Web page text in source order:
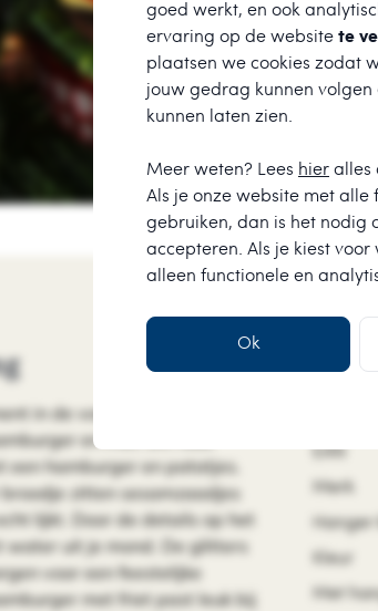
goed werkt, en ook
ervaring op de website te
plaatsen we cookies zodat
jouw gedrag kunnen volgen
kunnen laten zien.
Meer weten? Lees hier alles
Als je onze website met
gebruiken, dan is het nodig
accepteren. Als je kiest voor
alleen functionele en
Ok
in de vorm van een rood
en friet. Dit rode
een hamburger en patatjes.
zitten sesamzaadjes
lijkt. Door de details op het
water uit je mond. De glitters
voor een feestelijke
met friet past leuk bij
EAN
Merk
Hanger
Kleur
Met